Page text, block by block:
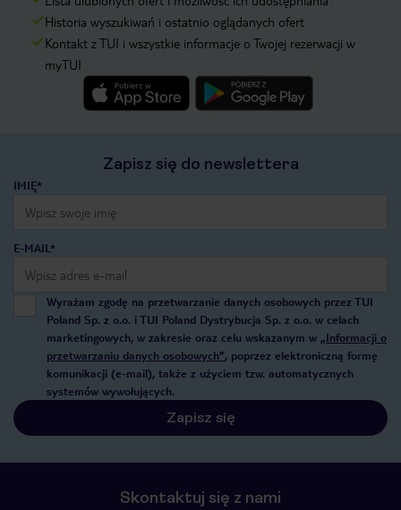
Historia wyszukiwań i ostatnio oglądanych ofert
Kontakt z TUI i wszystkie informacje o Twojej rezerwacji w
myTUI
Zapisz się do newslettera
IMIĘ*
E-MAIL*
Wyrażam zgodę na przetwarzanie danych osobowych przez TUI
Poland Sp. z o.o. i TUI Poland Dystrybucja Sp. z o.o. w celach
marketingowych, w zakresie oraz celu wskazanym w „Informacji o
przetwarzaniu danych osobowych”, poprzez elektroniczną formę
komunikacji (e-mail), także z użyciem tzw. automatycznych
systemów wywołujących.
Zapisz się
Skontaktuj się z nami